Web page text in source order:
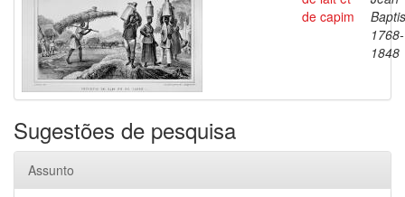
de capim
1768-
1848
Sugestões de pesquisa
Assunto